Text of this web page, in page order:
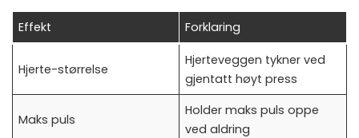
Effekt Forklaring
Hjerte-størrelse
Hjerteveggen tykner ved
gjentatt høyt press
Maks puls
Holder maks puls oppe
ved aldring